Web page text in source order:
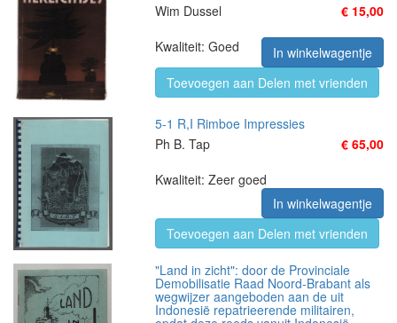
Wim Dussel
€ 15,00
Kwaliteit: Goed
In winkelwagentje
Toevoegen aan Delen met vrienden
5-1 R,I Rimboe Impressies
Ph B. Tap
€ 65,00
Kwaliteit: Zeer goed
In winkelwagentje
Toevoegen aan Delen met vrienden
"Land in zicht": door de Provinciale
Demobilisatie Raad Noord-Brabant als
wegwijzer aangeboden aan de uit
Indonesië repatrieerende militairen,